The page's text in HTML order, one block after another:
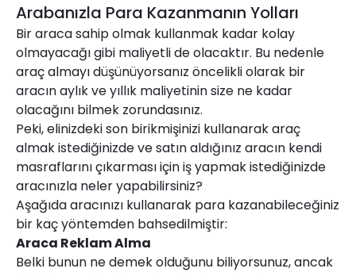
Arabanızla Para Kazanmanın Yolları
Bir araca sahip olmak kullanmak kadar kolay
olmayacağı gibi maliyetli de olacaktır. Bu nedenle
araç almayı düşünüyorsanız öncelikli olarak bir
aracın aylık ve yıllık maliyetinin size ne kadar
olacağını bilmek zorundasınız.
Peki, elinizdeki son birikmişinizi kullanarak araç
almak istediğinizde ve satın aldığınız aracın kendi
masraflarını çıkarması için iş yapmak istediğinizde
aracınızla neler yapabilirsiniz?
Aşağıda aracınızı kullanarak para kazanabileceğiniz
bir kaç yöntemden bahsedilmiştir:
Araca Reklam Alma
Belki bunun ne demek olduğunu biliyorsunuz, ancak